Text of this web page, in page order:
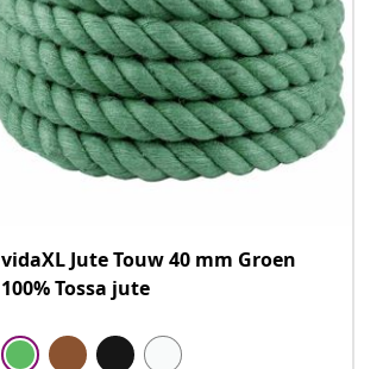
vidaXL Jute Touw 40 mm Groen
100% Tossa jute